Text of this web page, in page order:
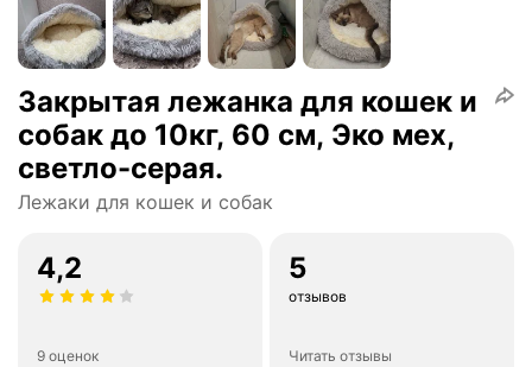
Закрытая лежанка для кошек и
собак до 10кг, 60 см, Эко мех,
светло-серая.
Лежаки для кошек и собак
4,2
9 оценок
5
отзывов
Читать отзывы